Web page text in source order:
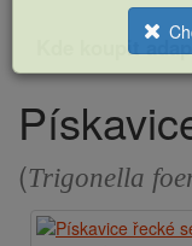
Kde koupit
Drobečková
navigace
(Trigonella